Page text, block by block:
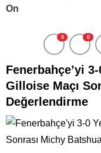
On
0 0
Fenerbahçe’yi
Gilloise Maçı
Değerlendirme